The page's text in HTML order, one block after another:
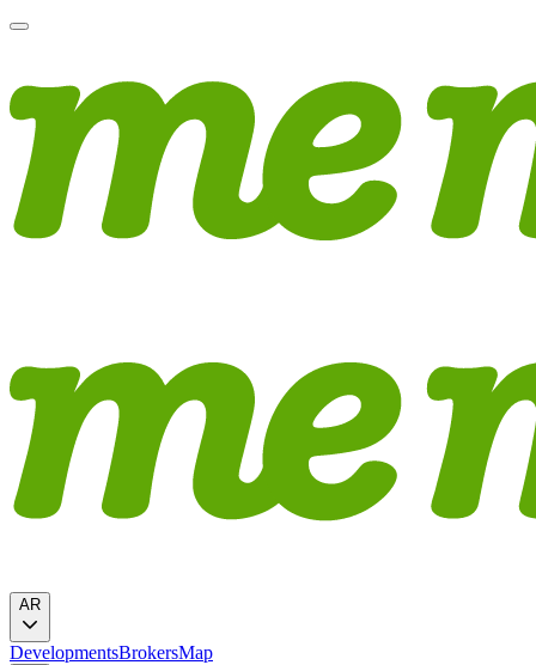
AR
DevelopmentsBrokersMap